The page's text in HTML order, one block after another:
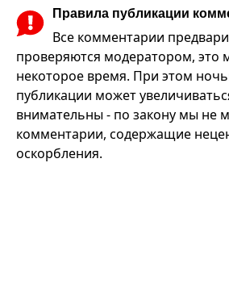
Правила публикации
Все комментарии
проверяются модератором, это
некоторое время. При этом
публикации может
внимательны - по закону мы не
комментарии, содержащие
оскорбления.